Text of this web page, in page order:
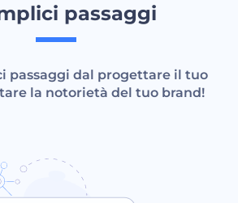
passaggi
passaggi dal progettare il tuo
la notorietà del tuo brand!